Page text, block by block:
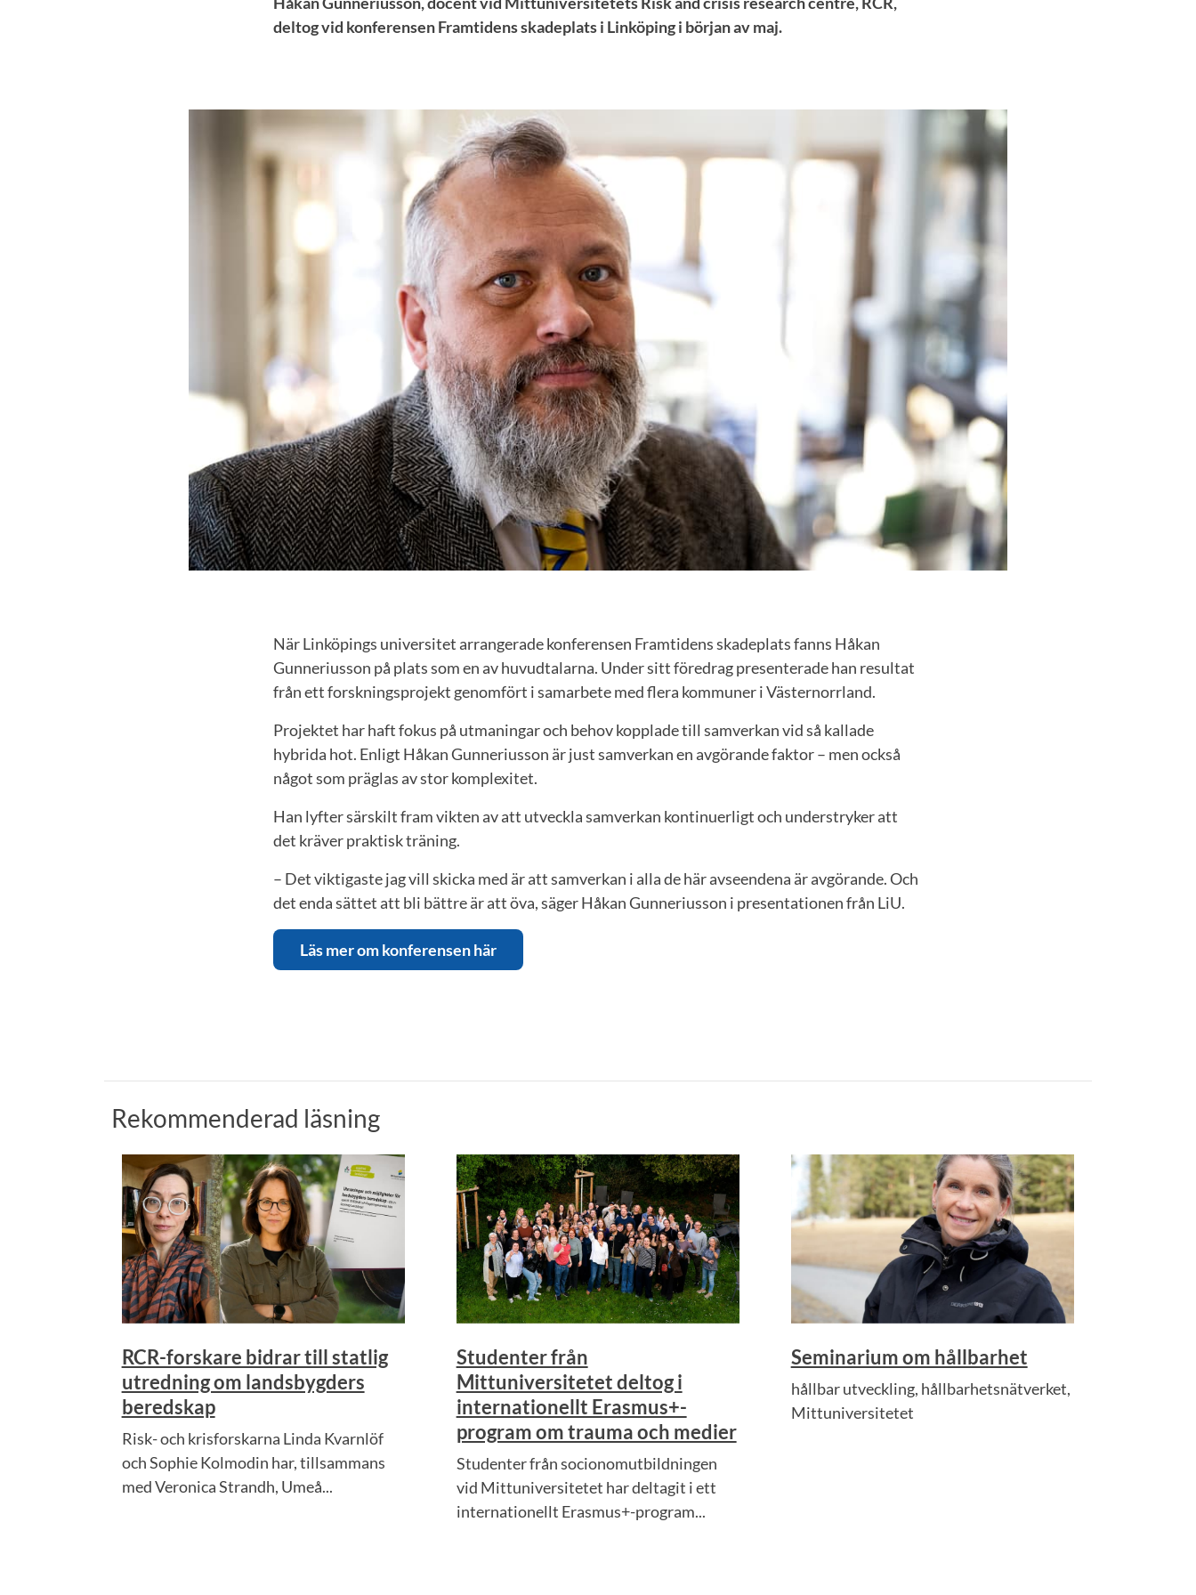
deltog vid konferensen Framtidens skadeplats i Linköping i början av maj.
När Linköpings universitet arrangerade konferensen Framtidens skadeplats fanns Håkan
Gunneriusson på plats som en av huvudtalarna. Under sitt föredrag presenterade han resultat
från ett forskningsprojekt genomfört i samarbete med flera kommuner i Västernorrland.
Projektet har haft fokus på utmaningar och behov kopplade till samverkan vid så kallade
hybrida hot. Enligt Håkan Gunneriusson är just samverkan en avgörande faktor – men också
något som präglas av stor komplexitet.
Han lyfter särskilt fram vikten av att utveckla samverkan kontinuerligt och understryker att
det kräver praktisk träning.
– Det viktigaste jag vill skicka med är att samverkan i alla de här avseendena är avgörande. Och
det enda sättet att bli bättre är att öva, säger Håkan Gunneriusson i presentationen från LiU.
Läs mer om konferensen här
Rekommenderad läsning
RCR-forskare bidrar till statlig
utredning om landsbygders
beredskap
Risk- och krisforskarna Linda Kvarnlöf
och Sophie Kolmodin har, tillsammans
med Veronica Strandh, Umeå...
Studenter från
Mittuniversitetet deltog i
internationellt Erasmus+-
program om trauma och medier
Studenter från socionomutbildningen
vid Mittuniversitetet har deltagit i ett
internationellt Erasmus+-program...
Seminarium om hållbarhet
hållbar utveckling, hållbarhetsnätverket,
Mittuniversitetet